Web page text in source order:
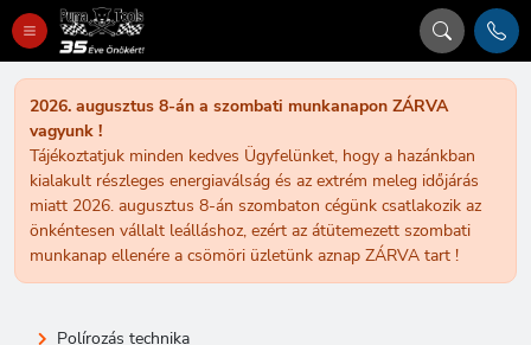
2026. augusztus 8-án a szombati munkanapon ZÁRVA
vagyunk !
Tájékoztatjuk minden kedves Ügyfelünket, hogy a hazánkban
kialakult részleges energiaválság és az extrém meleg időjárás
miatt 2026. augusztus 8-án szombaton cégünk csatlakozik az
önkéntesen vállalt leálláshoz, ezért az átütemezett szombati
munkanap ellenére a csömöri üzletünk aznap ZÁRVA tart !
Polírozás technika